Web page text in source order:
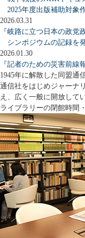
2025年度出版補助対象
2026.03.31
『岐路に立つ日本の政党
シンポジウムの記録を
2026.01.30
『記者のための災害前線
1945年に解散した同盟通
通信社をはじめジャーナ
え、広く一般に開放して
ライブラリーの閉館時間